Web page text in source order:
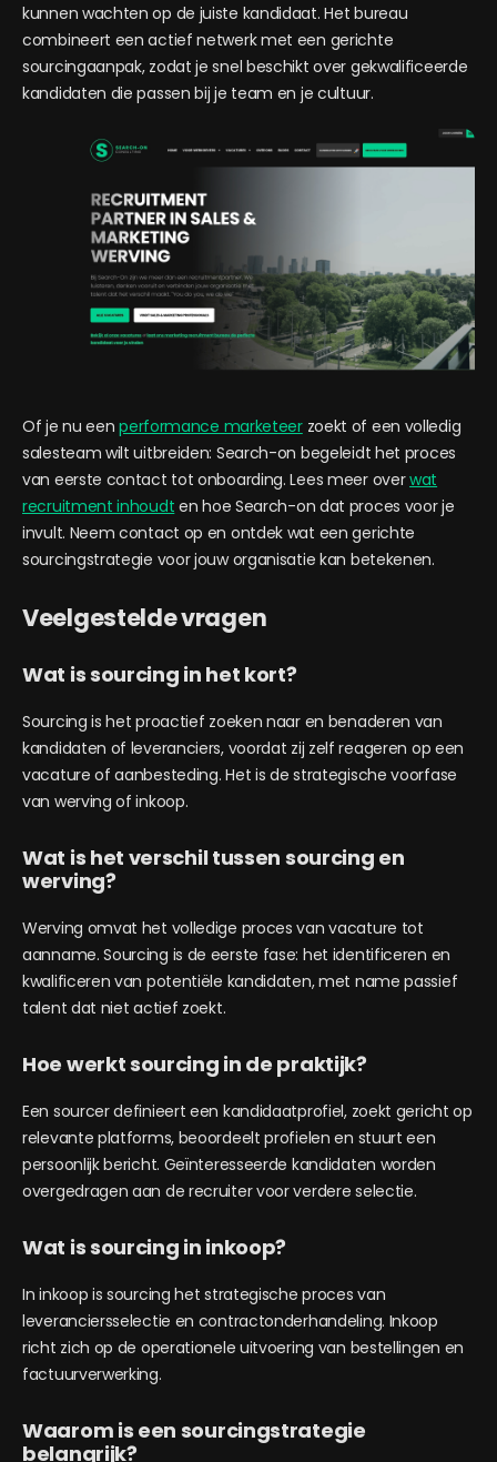
kunnen wachten op de juiste kandidaat. Het bureau
combineert een actief netwerk met een gerichte
sourcingaanpak, zodat je snel beschikt over gekwalificeerde
kandidaten die passen bij je team en je cultuur.
Of je nu eenperformance marketeerzoekt of een volledig
salesteam wilt uitbreiden: Search-on begeleidt het proces
van eerste contact tot onboarding. Lees meer overwat
recruitment inhoudt en hoe Search-on dat proces voor je
invult. Neem contact op en ontdek wat een gerichte
sourcingstrategie voor jouw organisatie kan betekenen.
Veelgestelde vragen
Wat is sourcing in het kort?
Sourcing is het proactief zoeken naar en benaderen van
kandidaten of leveranciers, voordat zij zelf reageren op een
vacature of aanbesteding. Het is de strategische voorfase
van werving of inkoop.
Wat is het verschil tussen sourcing en
werving?
Werving omvat het volledige proces van vacature tot
aanname. Sourcing is de eerste fase: het identificeren en
kwalificeren van potentiële kandidaten, met name passief
talent dat niet actief zoekt.
Hoe werkt sourcing in de praktijk?
Een sourcer definieert een kandidaatprofiel, zoekt gericht op
relevante platforms, beoordeelt profielen en stuurt een
persoonlijk bericht. Geïnteresseerde kandidaten worden
overgedragen aan de recruiter voor verdere selectie.
Wat is sourcing in inkoop?
In inkoop is sourcing het strategische proces van
leveranciersselectie en contractonderhandeling. Inkoop
richt zich op de operationele uitvoering van bestellingen en
factuurverwerking.
Waarom is een sourcingstrategie
belangrijk?